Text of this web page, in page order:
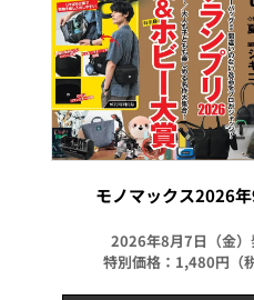
モノマックス2026
2026年8月7日（金）
特別価格：1,480円（